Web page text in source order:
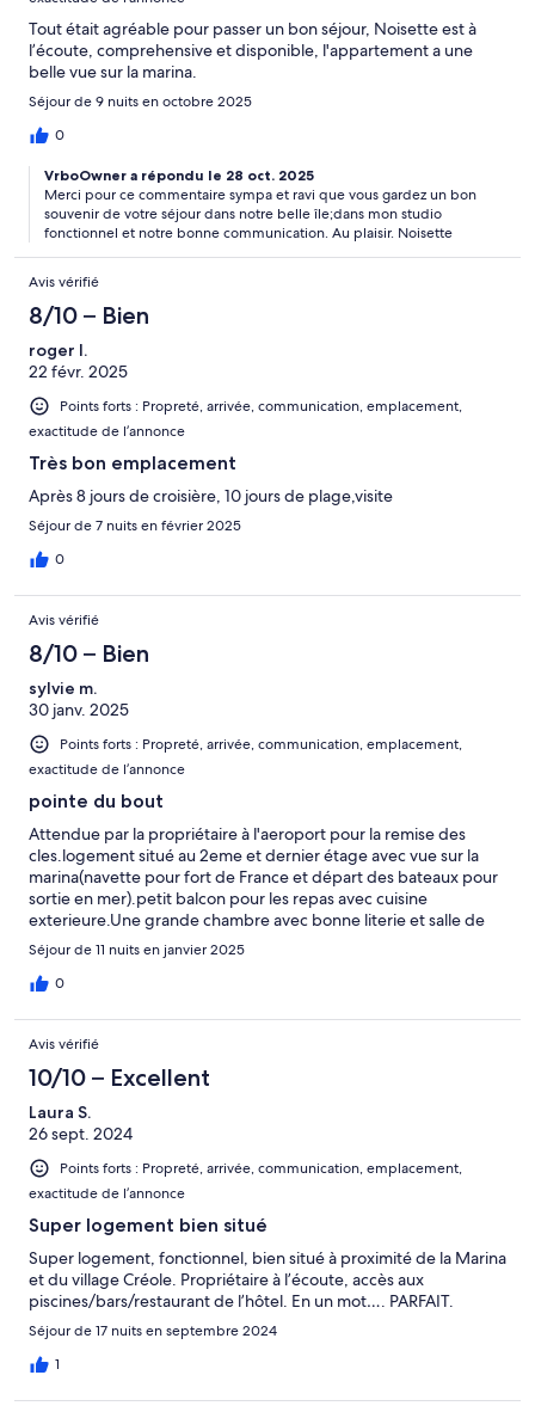
Tout était agréable pour passer un bon séjour, Noisette est à
l’écoute, comprehensive et disponible, l'appartement a une
belle vue sur la marina.
Séjour de 9 nuits en octobre 2025
0
VrboOwner a répondu le 28 oct. 2025
Merci pour ce commentaire sympa et ravi que vous gardez un bon
souvenir de votre séjour dans notre belle île;dans mon studio
fonctionnel et notre bonne communication. Au plaisir. Noisette
Avis vérifié
8/10 – Bien
roger l.
22 févr. 2025
Points forts : Propreté, arrivée, communication, emplacement,
exactitude de l’annonce
Très bon emplacement
Après 8 jours de croisière, 10 jours de plage,visite
Séjour de 7 nuits en février 2025
0
Avis vérifié
8/10 – Bien
sylvie m.
30 janv. 2025
Points forts : Propreté, arrivée, communication, emplacement,
exactitude de l’annonce
pointe du bout
Attendue par la propriétaire à l'aeroport pour la remise des
cles.logement situé au 2eme et dernier étage avec vue sur la
marina(navette pour fort de France et départ des bateaux pour
sortie en mer).petit balcon pour les repas avec cuisine
exterieure.Une grande chambre avec bonne literie et salle de
bain avec douche .Accès à 2 piscines et la plage de lookéa.Une
autre belle plage est accessible à pied en 5 min .Petits
commerces de proximité. résidence calme.parking pour les
Séjour de 11 nuits en janvier 2025
0
Avis vérifié
10/10 – Excellent
Laura S.
26 sept. 2024
Points forts : Propreté, arrivée, communication, emplacement,
exactitude de l’annonce
Super logement bien situé
Super logement, fonctionnel, bien situé à proximité de la Marina
et du village Créole. Propriétaire à l’écoute, accès aux
piscines/bars/restaurant de l’hôtel. En un mot…. PARFAIT.
Séjour de 17 nuits en septembre 2024
1